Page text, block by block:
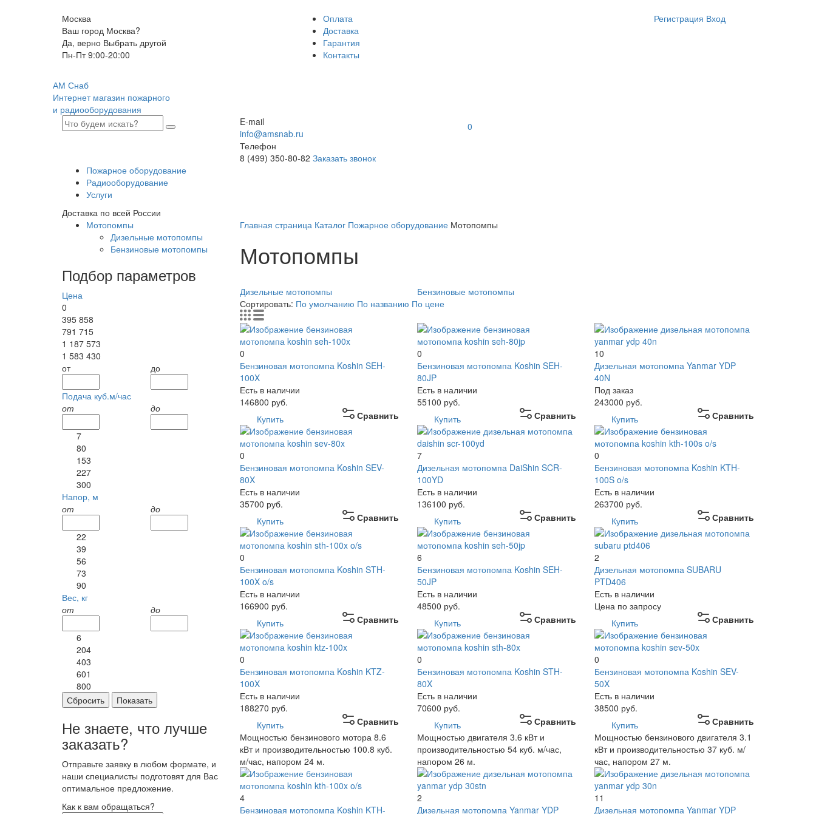
Москва
Ваш город Москва?
Да, верно Выбрать другой
Пн-Пт 9:00-20:00
Оплата
Доставка
Гарантия
Контакты
Регистрация Вход
АМ Снаб
Интернет магазин пожарного
и радиооборудования
E-mail
info@amsnab.ru
Телефон
8 (499) 350-80-82 Заказать звонок
0
Пожарное оборудование
Радиооборудование
Услуги
Доставка по всей России
Мотопомпы
Дизельные мотопомпы
Бензиновые мотопомпы
Подбор параметров
Цена
0
395 858
791 715
1 187 573
1 583 430
от
до
Подача куб.м/час
от
до
7
80
153
227
300
Напор, м
от
до
22
39
56
73
90
Вес, кг
от
до
6
204
403
601
800
Сбросить
Показать
Не знаете, что лучше
заказать?
Отправьте заявку в любом формате, и
наши специалисты подготовят для Вас
оптимальное предложение.
Как к вам обращаться?
Главная страница Каталог Пожарное оборудование Мотопомпы
Мотопомпы
Дизельные мотопомпы
Бензиновые мотопомпы
Сортировать: По умолчанию По названию По цене
0
Бензиновая мотопомпа Koshin SEH-
100X
Есть в наличии
146800 руб.
Сравнить
Купить
0
Бензиновая мотопомпа Koshin SEH-
80JP
Есть в наличии
55100 руб.
Сравнить
Купить
10
Дизельная мотопомпа Yanmar YDP
40N
Под заказ
243000 руб.
Сравнить
Купить
0
Бензиновая мотопомпа Koshin SEV-
80X
Есть в наличии
35700 руб.
Сравнить
Купить
7
Дизельная мотопомпа DaiShin SCR-
100YD
Есть в наличии
136100 руб.
Сравнить
Купить
0
Бензиновая мотопомпа Koshin KTH-
100S o/s
Есть в наличии
263700 руб.
Сравнить
Купить
0
Бензиновая мотопомпа Koshin STH-
100X o/s
Есть в наличии
166900 руб.
Сравнить
Купить
6
Бензиновая мотопомпа Koshin SEH-
50JP
Есть в наличии
48500 руб.
Сравнить
Купить
2
Дизельная мотопомпа SUBARU
PTD406
Есть в наличии
Цена по запросу
Сравнить
Купить
0
Бензиновая мотопомпа Koshin KTZ-
100X
Есть в наличии
188270 руб.
Сравнить
Купить
Мощностью бензинового мотора 8.6
кВт и производительностью 100.8 куб.
м/час, напором 24 м.
0
Бензиновая мотопомпа Koshin STH-
80X
Есть в наличии
70600 руб.
Сравнить
Купить
Мощностью двигателя 3.6 кВт и
производительностью 54 куб. м/час,
напором 26 м.
0
Бензиновая мотопомпа Koshin SEV-
50X
Есть в наличии
38500 руб.
Сравнить
Купить
Мощностью бензинового двигателя 3.1
кВт и производительностью 37 куб. м/
час, напором 27 м.
4
Бензиновая мотопомпа Koshin KTH-
2
Дизельная мотопомпа Yanmar YDP
11
Дизельная мотопомпа Yanmar YDP